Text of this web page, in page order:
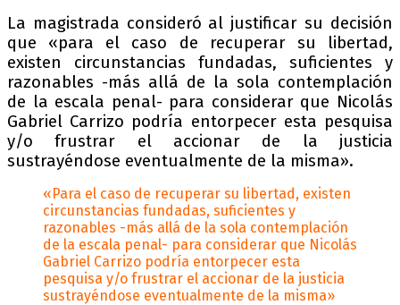
La magistrada consideró al justificar su decisión
que «para el caso de recuperar su libertad,
existen circunstancias fundadas, suficientes y
razonables -más allá de la sola contemplación
de la escala penal- para considerar que Nicolás
Gabriel Carrizo podría entorpecer esta pesquisa
y/o frustrar el accionar de la justicia
sustrayéndose eventualmente de la misma».
«Para el caso de recuperar su libertad, existen
circunstancias fundadas, suficientes y
razonables -más allá de la sola contemplación
de la escala penal- para considerar que Nicolás
Gabriel Carrizo podría entorpecer esta
pesquisa y/o frustrar el accionar de la justicia
sustrayéndose eventualmente de la misma»